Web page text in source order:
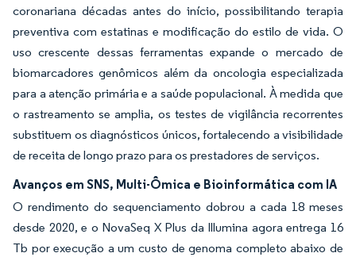
coronariana décadas antes do início, possibilitando terapia
preventiva com estatinas e modificação do estilo de vida. O
uso crescente dessas ferramentas expande o mercado de
biomarcadores genômicos além da oncologia especializada
para a atenção primária e a saúde populacional. À medida que
o rastreamento se amplia, os testes de vigilância recorrentes
substituem os diagnósticos únicos, fortalecendo a visibilidade
de receita de longo prazo para os prestadores de serviços.
Avanços em SNS, Multi-Ômica e Bioinformática com IA
O rendimento do sequenciamento dobrou a cada 18 meses
desde 2020, e o NovaSeq X Plus da Illumina agora entrega 16
Tb por execução a um custo de genoma completo abaixo de